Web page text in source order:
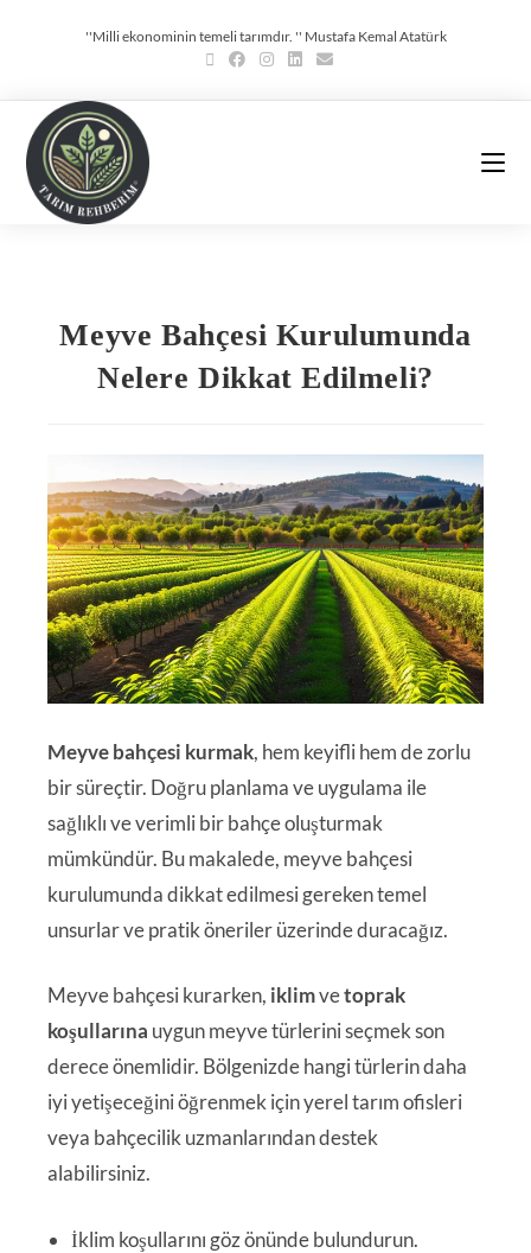
''Milli ekonominin temeli tarımdır. '' Mustafa Kemal Atatürk
Meyve Bahçesi Kurulumunda
Nelere Dikkat Edilmeli?
Meyve bahçesi kurmak, hem keyifli hem de zorlu
bir süreçtir. Doğru planlama ve uygulama ile
sağlıklı ve verimli bir bahçe oluşturmak
mümkündür. Bu makalede, meyve bahçesi
kurulumunda dikkat edilmesi gereken temel
unsurlar ve pratik öneriler üzerinde duracağız.
Meyve bahçesi kurarken, iklimvetoprak
koşullarına uygun meyve türlerini seçmek son
derece önemlidir. Bölgenizde hangi türlerin daha
iyi yetişeceğini öğrenmek için yerel tarım ofisleri
veya bahçecilik uzmanlarından destek
alabilirsiniz.
İklim koşullarını göz önünde bulundurun.